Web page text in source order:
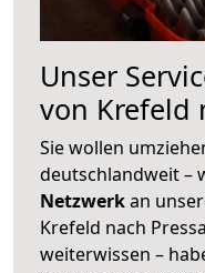
Unser
von Krefeld
Sie wollen
deutschlandweit –
Netzwerkan
Krefeld nach
weiterwissen –